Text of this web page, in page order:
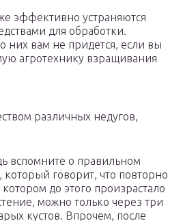
эффективно устраняются
для обработки.
них вам не придется, если вы
агротехнику взращивания
различных недугов,
вспомните о правильном
говорит, что повторно
котором до этого произрастало
можно только через три
кустов. Впрочем, после